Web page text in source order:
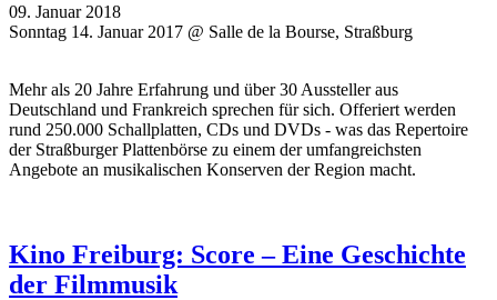
09. Januar 2018
Sonntag 14. Januar 2017 @ Salle de la Bourse, Straßburg
Mehr als 20 Jahre Erfahrung und über 30 Aussteller aus
Deutschland und Frankreich sprechen für sich. Offeriert werden
rund 250.000 Schallplatten, CDs und DVDs - was das Repertoire
der Straßburger Plattenbörse zu einem der umfangreichsten
Angebote an musikalischen Konserven der Region macht.
Kino Freiburg: Score – Eine Geschichte
der Filmmusik